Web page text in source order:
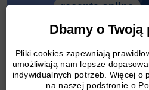
Dbamy o
Pliki cookies zapewniają
umożliwiają nam lepsze
indywidualnych potrzeb. Więcej o
na naszej podstronie o
recepta online
e zwolnienie
Zadzwoń 690